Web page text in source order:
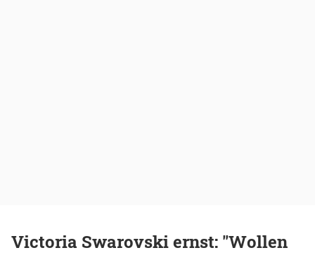
Victoria Swarovski ernst: "Wollen